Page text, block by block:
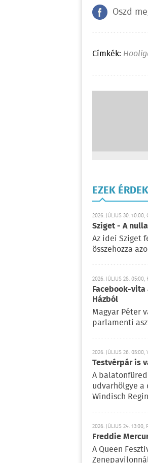
Oszd
Címkék:
EZEK
2026. JÚLIUS 30. 10:00,
Sziget - A
Az idei Sziget
összehozza
2026. JÚLIUS 28. 05:00,
Facebook-
Házból
Magyar Péter
parlamenti
2026. JÚLIUS 26. 05:00,
Testvérpár is
A
udvarhölgye
Windisch
2026. JÚLIUS 24. 13:00,
Freddie
A Queen